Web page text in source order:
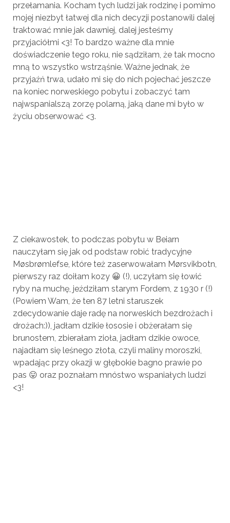
przełamania. Kocham tych ludzi jak rodzinę i pomimo
mojej niezbyt łatwej dla nich decyzji postanowili dalej
traktować mnie jak dawniej, dalej jesteśmy
przyjaciółmi <3! To bardzo ważne dla mnie
doświadczenie tego roku, nie sądziłam, że tak mocno
mną to wszystko wstrząśnie. Ważne jednak, że
przyjaźń trwa, udało mi się do nich pojechać jeszcze
na koniec norweskiego pobytu i zobaczyć tam
najwspanialszą zorzę polarną, jaką dane mi było w
życiu obserwować <3.
Z ciekawostek, to podczas pobytu w Beiarn
nauczyłam się jak od podstaw robić tradycyjne
Møsbrømlefse, które też zaserwowałam Mørsvikbotn,
pierwszy raz doiłam kozy 😀 (!), uczyłam się łowić
ryby na muchę, jeździłam starym Fordem, z 1930 r (!)
(Powiem Wam, że ten 87 letni staruszek
zdecydowanie daje radę na norweskich bezdrożach i
drożach:)), jadłam dzikie łososie i obżerałam się
brunostem, zbierałam zioła, jadłam dzikie owoce,
najadłam się leśnego złota, czyli maliny moroszki,
wpadając przy okazji w głębokie bagno prawie po
pas 😛 oraz poznałam mnóstwo wspaniałych ludzi
<3!